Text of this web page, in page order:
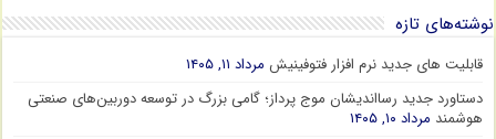
نوشته‌های تازه
قابلیت های جدید نرم افزار فتوفینیش مرداد ۱۱, ۱۴۰۵
دستاورد جدید رسااندیشان موج پرداز؛ گامی بزرگ در توسعه دوربین‌های صنعتی
هوشمند مرداد ۱۰, ۱۴۰۵